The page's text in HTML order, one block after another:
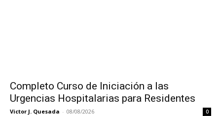
Completo Curso de Iniciación a las
Urgencias Hospitalarias para Residentes
Victor J. Quesada - 08/08/2026 0